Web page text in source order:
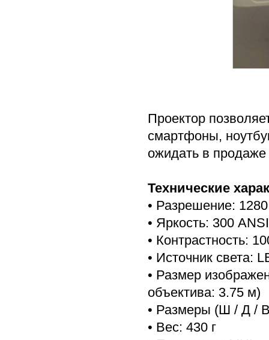
Проектор
смартфоны,
ожидать в
Технические
• Разрешение:
• Яркость: 300
• Контрастность:
• Источник света:
• Размер
объектива: 3.75 м)
• Размеры (Ш / Д /
• Вес: 430 г